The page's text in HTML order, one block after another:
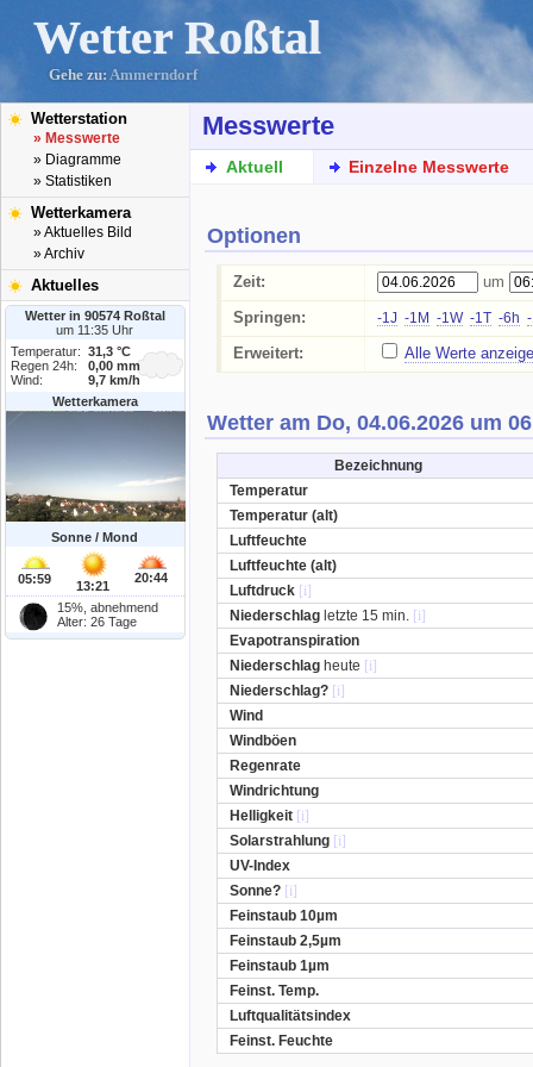
Wetter Roßtal
Gehe zu: Ammerndorf
Wetterstation
» Messwerte
» Diagramme
» Statistiken
Wetterkamera
» Aktuelles Bild
» Archiv
Aktuelles
Wetter in 90574 Roßtal
um 11:35 Uhr
Temperatur:
31,3 °C
Regen 24h:
0,00 mm
Wind:
9,7 km/h
Wetterkamera
Sonne / Mond
05:59 13:21
20:44
15%, abnehmend
Alter: 26 Tage
Messwerte
Aktuell Einzelne Messwerte
Optionen
Zeit:
um
Springen:
-1J -1M -1W -1T -6h
Erweitert: Alle Werte
Wetter am Do, 04.06.2026 um
Bezeichnung
Temperatur
Temperatur (alt)
Luftfeuchte
Luftfeuchte (alt)
Luftdruck [i]
Niederschlag letzte 15 min. [i]
Evapotranspiration
Niederschlag heute [i]
Niederschlag? [i]
Wind
Windböen
Regenrate
Windrichtung
Helligkeit [i]
Solarstrahlung [i]
UV-Index
Sonne? [i]
Feinstaub 10µm
Feinstaub 2,5µm
Feinstaub 1µm
Feinst. Temp.
Luftqualitätsindex
Feinst. Feuchte